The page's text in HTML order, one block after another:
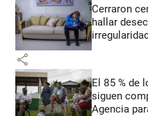
Cerraron
hallar
share
El 85 % de
siguen
Agencia